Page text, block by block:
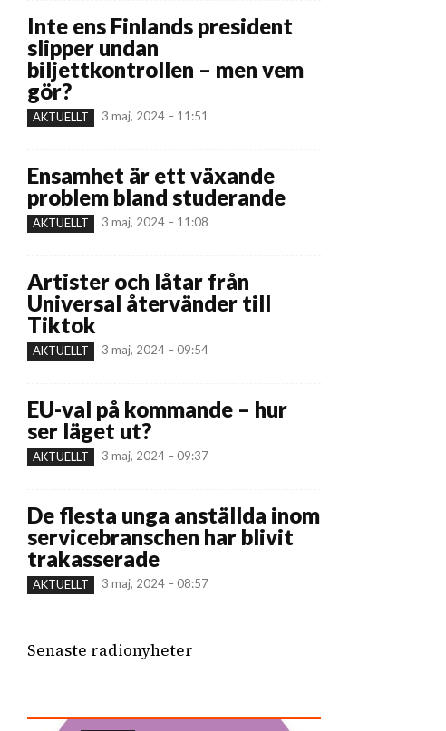
Inte ens Finlands president
slipper undan
biljettkontrollen – men vem
gör?
AKTUELLT 3 maj, 2024 – 11:51
Ensamhet är ett växande
problem bland studerande
AKTUELLT 3 maj, 2024 – 11:08
Artister och låtar från
Universal återvänder till
Tiktok
AKTUELLT 3 maj, 2024 – 09:54
EU-val på kommande – hur
ser läget ut?
AKTUELLT 3 maj, 2024 – 09:37
De flesta unga anställda inom
servicebranschen har blivit
trakasserade
AKTUELLT 3 maj, 2024 – 08:57
Senaste radionyheter